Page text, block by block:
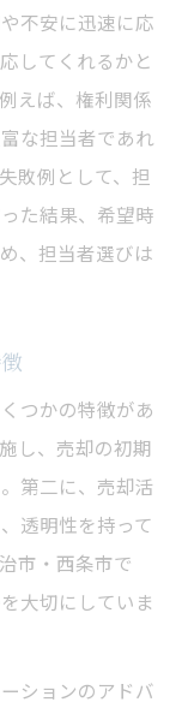
不安に迅速に応
してくれるかと
えば、権利関係
な担当者であれ
敗例として、担
た結果、希望時
、担当者選びは
つかの特徴があ
し、売却の初期
第二に、売却活
透明性を持って
市・西条市で
大切にしていま
ションのアドバ